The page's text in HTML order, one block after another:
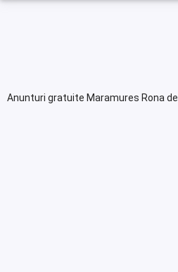
Anunturi gratuite Maramures Rona